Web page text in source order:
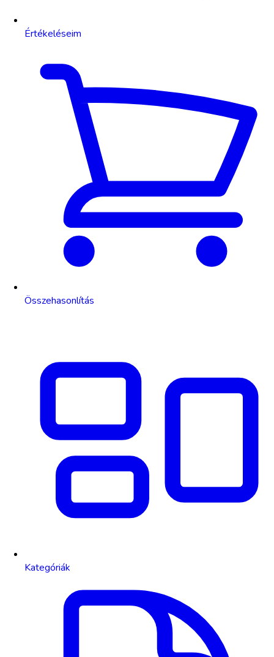
Értékeléseim
Összehasonlítás
Kategóriák